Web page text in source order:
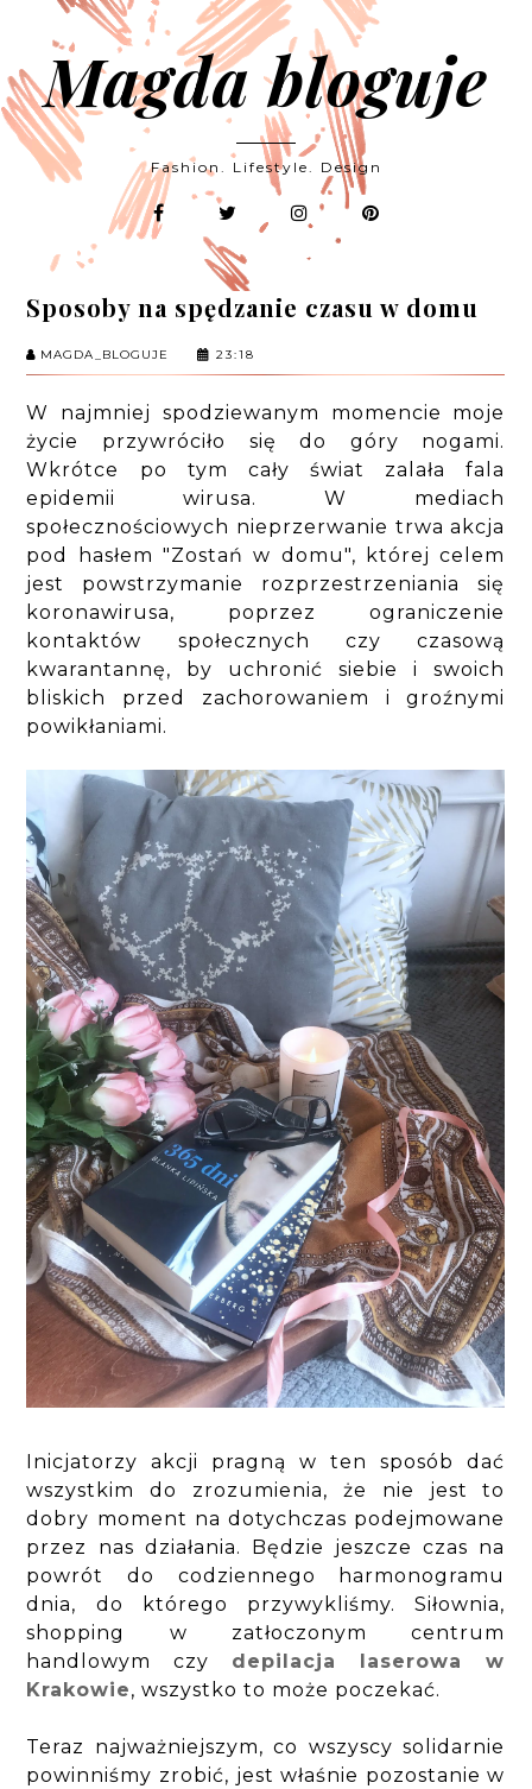
Magda bloguje
Fashion. Lifestyle. Design
Sposoby na spędzanie czasu w domu
MAGDA_BLOGUJE 23:18
W najmniej spodziewanym momencie moje
życie przywróciło się do góry nogami.
Wkrótce po tym cały świat zalała fala
epidemii wirusa. W mediach
społecznościowych nieprzerwanie trwa akcja
pod hasłem "Zostań w domu", której celem
jest powstrzymanie rozprzestrzeniania się
koronawirusa, poprzez ograniczenie
kontaktów społecznych czy czasową
kwarantannę, by uchronić siebie i swoich
bliskich przed zachorowaniem i groźnymi
powikłaniami.
Inicjatorzy akcji pragną w ten sposób dać
wszystkim do zrozumienia, że nie jest to
dobry moment na dotychczas podejmowane
przez nas działania. Będzie jeszcze czas na
powrót do codziennego harmonogramu
dnia, do którego przywykliśmy. Siłownia,
shopping w zatłoczonym centrum
handlowym czy depilacja laserowa w
Krakowie, wszystko to może poczekać.
Teraz najważniejszym, co wszyscy solidarnie
powinniśmy zrobić, jest właśnie pozostanie w